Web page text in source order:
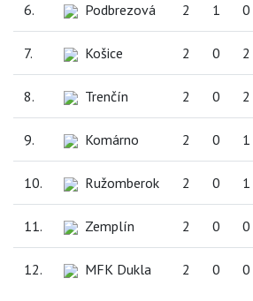
6. Podbrezová 2 1 0
7. Košice 2 0 2
8. Trenčín 2 0 2
9. Komárno 2 0 1
10. Ružomberok 2 0 1
11. Zemplín 2 0 0
12. MFK Dukla 2 0 0